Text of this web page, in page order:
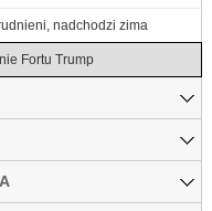
nadchodzi zima
Fortu Trump